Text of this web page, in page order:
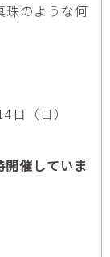
珠のような何
日（日）
催していま